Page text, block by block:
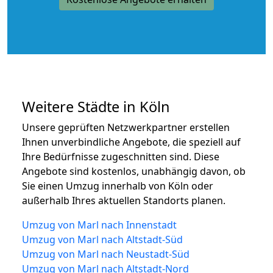
Weitere Städte in Köln
Unsere geprüften Netzwerkpartner erstellen
Ihnen unverbindliche Angebote, die speziell auf
Ihre Bedürfnisse zugeschnitten sind. Diese
Angebote sind kostenlos, unabhängig davon, ob
Sie einen Umzug innerhalb von Köln oder
außerhalb Ihres aktuellen Standorts planen.
Umzug von Marl nach Innenstadt
Umzug von Marl nach Altstadt-Süd
Umzug von Marl nach Neustadt-Süd
Umzug von Marl nach Altstadt-Nord